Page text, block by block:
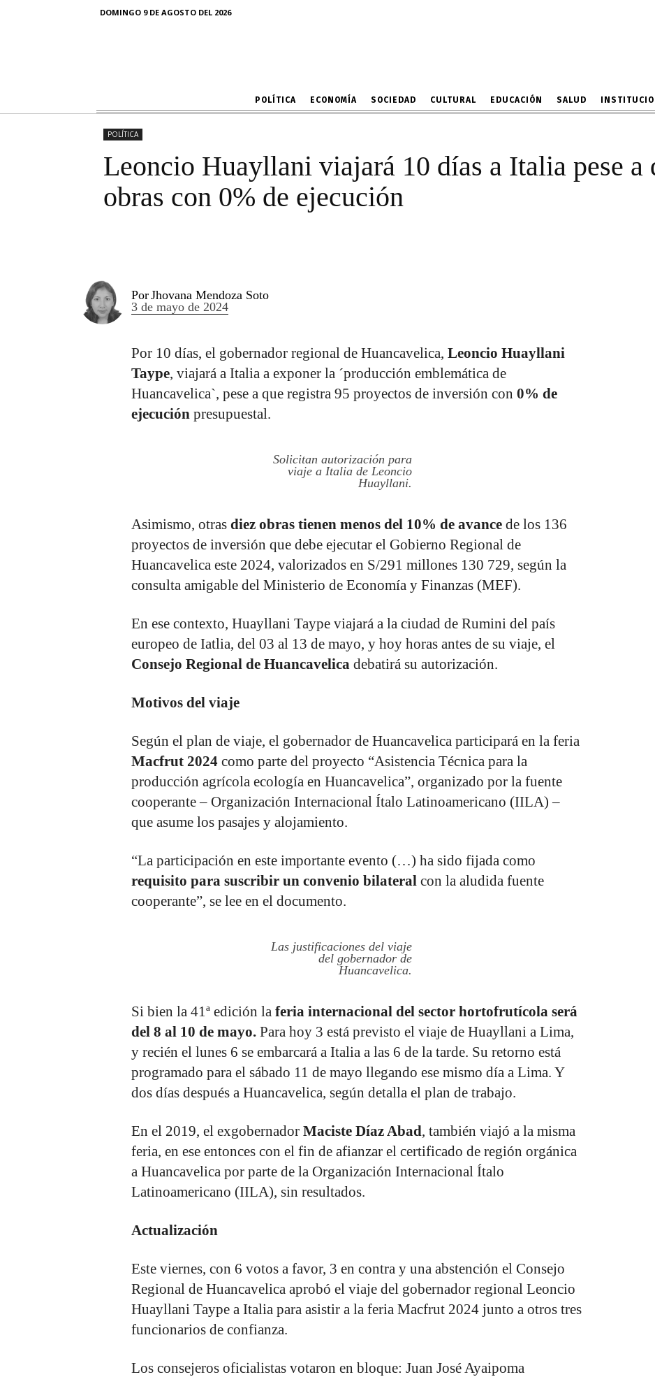
DOMINGO 9 DE AGOSTO DEL 2026
POLÍTICA ECONOMÍA SOCIEDAD CULTURAL EDUCACIÓN SALUD
Leoncio Huayllani viajará 10 días a Italia
POLÍTICA
Leoncio Huayllani viajará 10 días a Italia pese a
obras con 0% de ejecución
PorJhovana Mendoza Soto
3 de mayo de 2024
Por 10 días, el gobernador regional de Huancavelica, Leoncio Huayllani
Taype, viajará a Italia a exponer la ´producción emblemática de
Huancavelica`, pese a que registra 95 proyectos de inversión con 0% de
ejecución presupuestal.
Solicitan autorización para
viaje a Italia de Leoncio
Huayllani.
Asimismo, otras diez obras tienen menos del 10% de avance de los 136
proyectos de inversión que debe ejecutar el Gobierno Regional de
Huancavelica este 2024, valorizados en S/291 millones 130 729, según la
consulta amigable del Ministerio de Economía y Finanzas (MEF).
En ese contexto, Huayllani Taype viajará a la ciudad de Rumini del país
europeo de Iatlia, del 03 al 13 de mayo, y hoy horas antes de su viaje, el
Consejo Regional de Huancavelica debatirá su autorización.
Motivos del viaje
Según el plan de viaje, el gobernador de Huancavelica participará en la feria
Macfrut 2024 como parte del proyecto “Asistencia Técnica para la
producción agrícola ecología en Huancavelica”, organizado por la fuente
cooperante – Organización Internacional Ítalo Latinoamericano (IILA) –
que asume los pasajes y alojamiento.
“La participación en este importante evento (…) ha sido fijada como
requisito para suscribir un convenio bilateral con la aludida fuente
cooperante”, se lee en el documento.
Las justificaciones del viaje
del gobernador de
Huancavelica.
Si bien la 41ª edición la feria internacional del sector hortofrutícola será
del 8 al 10 de mayo. Para hoy 3 está previsto el viaje de Huayllani a Lima,
y recién el lunes 6 se embarcará a Italia a las 6 de la tarde. Su retorno está
programado para el sábado 11 de mayo llegando ese mismo día a Lima. Y
dos días después a Huancavelica, según detalla el plan de trabajo.
En el 2019, el exgobernador Maciste Díaz Abad, también viajó a la misma
feria, en ese entonces con el fin de afianzar el certificado de región orgánica
a Huancavelica por parte de la Organización Internacional Ítalo
Latinoamericano (IILA), sin resultados.
Actualización
Este viernes, con 6 votos a favor, 3 en contra y una abstención el Consejo
Regional de Huancavelica aprobó el viaje del gobernador regional Leoncio
Huayllani Taype a Italia para asistir a la feria Macfrut 2024 junto a otros tres
funcionarios de confianza.
Los consejeros oficialistas votaron en bloque: Juan José Ayaipoma